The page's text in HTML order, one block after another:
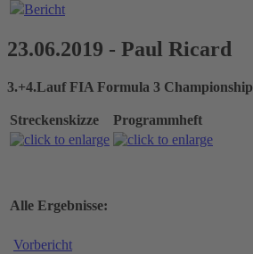
Bericht
23.06.2019 - Paul Ricard
3.+4.Lauf FIA Formula 3 Championship
Streckenskizze Programmheft
Alle Ergebnisse:
Vorbericht